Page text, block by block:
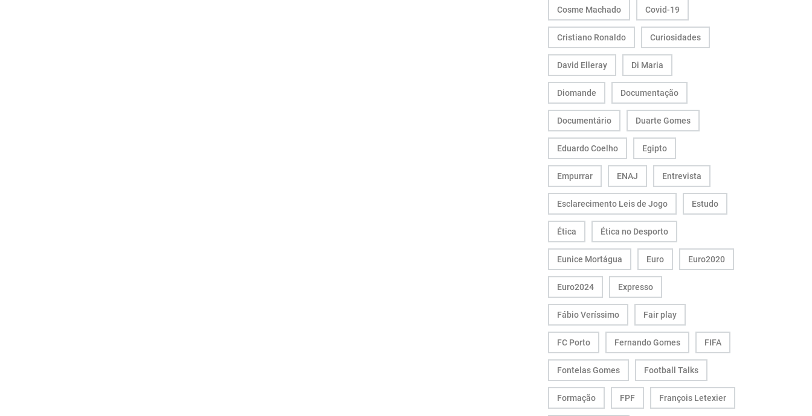
Cosme Machado Covid-19
Cristiano Ronaldo Curiosidades
David Elleray Di Maria
Diomande Documentação
Documentário Duarte Gomes
Eduardo Coelho Egipto
Empurrar ENAJ Entrevista
Esclarecimento Leis de Jogo Estudo
Ética Ética no Desporto
Eunice Mortágua Euro Euro2020
Euro2024 Expresso
Fábio Veríssimo Fair play
FC Porto Fernando Gomes FIFA
Fontelas Gomes Football Talks
Formação FPF François Letexier